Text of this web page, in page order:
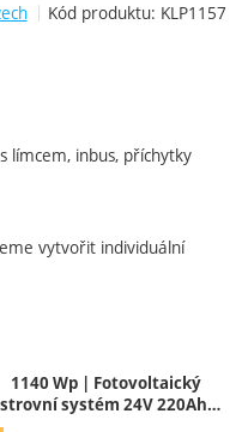
Kód produktu: KLP1157
límcem, inbus, příchytky
vytvořit individuální
1140 Wp | Fotovoltaický
systém 24V 220Ah…